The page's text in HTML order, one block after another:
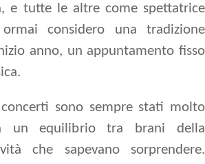
e tutte le altre come spettatrice
considero una tradizione
anno, un appuntamento fisso
sono sempre stati molto
un equilibrio tra brani della
che sapevano sorprendere.